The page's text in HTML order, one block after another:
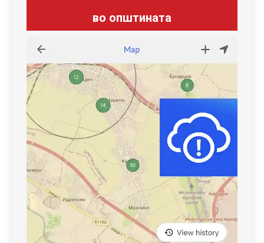
во општината